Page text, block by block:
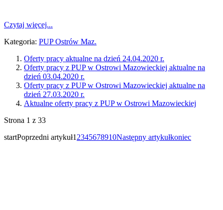
Czytaj więcej...
Kategoria: PUP Ostrów Maz.
Oferty pracy aktualne na dzień 24.04.2020 r.
Oferty pracy z PUP w Ostrowi Mazowieckiej aktualne na
dzień 03.04.2020 r.
Oferty pracy z PUP w Ostrowi Mazowieckiej aktualne na
dzień 27.03.2020 r.
Aktualne oferty pracy z PUP w Ostrowi Mazowieckiej
Strona 1 z 33
startPoprzedni artykuł1 2345678910Następny artykułkoniec